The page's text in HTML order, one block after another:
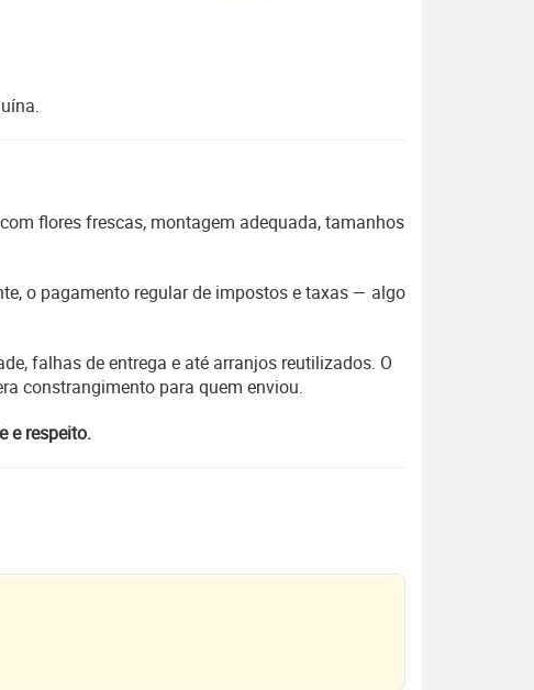
flores frescas, montagem adequada, tamanhos
o pagamento regular de impostos e taxas — algo
falhas de entrega e até arranjos reutilizados. O
constrangimento para quem enviou.
e respeito.